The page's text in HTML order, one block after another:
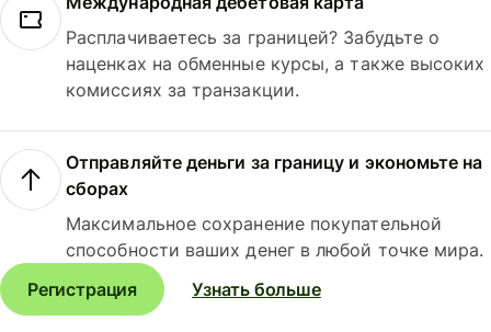
Расплачиваетесь за границей? Забудьте о
наценках на обменные курсы, а также высоких
комиссиях за транзакции.
Отправляйте деньги за границу и экономьте на
сборах
Максимальное сохранение покупательной
способности ваших денег в любой точке мира.
Регистрация
Узнать больше